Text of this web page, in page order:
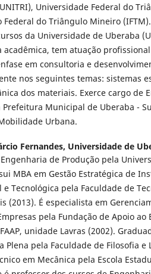
Universidade Federal do
Federal do Triângulo Mineiro
da Universidade de Uberaba
acadêmica, tem atuação
em consultoria e
nos seguintes temas: sistemas
dos materiais. Exerce cargo de
Prefeitura Municipal de Uberaba -
Urbana.
Fernandes, Universidade de
de Produção pela
MBA em Gestão Estratégica de
e Tecnológica pela Faculdade de
(2013). É especialista em
pela Fundação de Apoio ao
unidade Lavras (2002).
Plena pela Faculdade de Filosofia e
em Mecânica pela Escola